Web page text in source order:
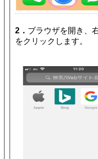
2． ブラウザを開き、
をクリックします。